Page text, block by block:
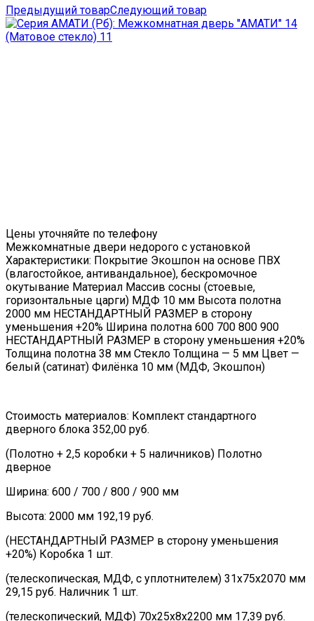
Предыдущий товарСледующий товар
Цены уточняйте по телефону
Межкомнатные двери недорого с установкой
Характеристики: Покрытие Экошпон на основе ПВХ
(влагостойкое, антивандальное), бескромочное
окутывание Материал Массив сосны (стоевые,
горизонтальные царги) МДФ 10 мм Высота полотна
2000 мм НЕСТАНДАРТНЫЙ РАЗМЕР в сторону
уменьшения +20% Ширина полотна 600 700 800 900
НЕСТАНДАРТНЫЙ РАЗМЕР в сторону уменьшения +20%
Толщина полотна 38 мм Стекло Толщина — 5 мм Цвет —
белый (сатинат) Филёнка 10 мм (МДФ, Экошпон)
Стоимость материалов: Комплект стандартного
дверного блока 352,00 руб.
(Полотно + 2,5 коробки + 5 наличников) Полотно
дверное
Ширина: 600 / 700 / 800 / 900 мм
Высота: 2000 мм 192,19 руб.
(НЕСТАНДАРТНЫЙ РАЗМЕР в сторону уменьшения
+20%) Коробка 1 шт.
(телескопическая, МДФ, с уплотнителем) 31х75х2070 мм
29,15 руб. Наличник 1 шт.
(телескопический, МДФ) 70х25х8х2200 мм 17,39 руб.